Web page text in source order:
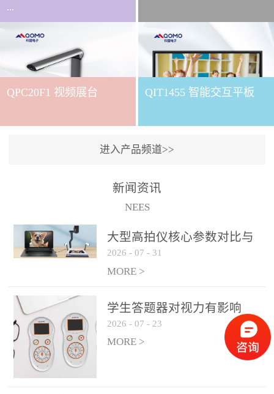
...
下载QVote授课软件课堂互
动的质量直接影响教学效
果与学生参与度。作为
打造的互动授课软件，
QVote 以 “让每一堂课都充
功能与数据化教学分析，
课堂互动解决方案，重新
定义了师生互动的新模
教学节奏的重要性，采用
“零学习成本” 的设计理
念，教师无需复杂培训即
可快速上手。软件支持与
PPT、白板等常用教学工具
QPC20F1 视频展台 QIT1455 智能交互平板
进入产品频道>>
新闻资讯
NEES
大型高拍仪核心参数对比与
选购建议
2026 - 07 - 31
MORE >
学生答题器对视力有影响
吗？
2026 - 07 - 23
MORE >